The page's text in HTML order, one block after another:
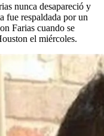
nunca desapareció y
fue respaldada por un
Farias cuando se
el miércoles.